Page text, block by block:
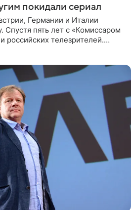
покидали сериал
Германии и Италии
Спустя пять лет с «Комиссаром
российских телезрителей.